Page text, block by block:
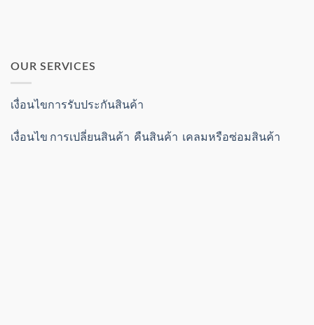
OUR SERVICES
เงื่อนไขการรับประกันสินค้า
เงื่อนไข การเปลี่ยนสินค้า คืนสินค้า เคลมหรือซ่อมสินค้า